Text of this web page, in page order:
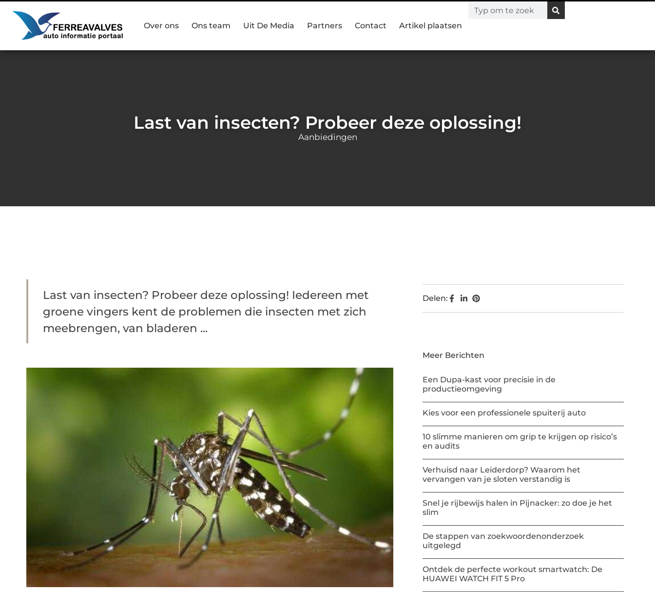
Over ons Ons team Uit De Media Partners Contact Artikel plaatsen
Last van insecten? Probeer deze oplossing!
Aanbiedingen
Last van insecten? Probeer deze oplossing! Iedereen met
groene vingers kent de problemen die insecten met zich
meebrengen, van bladeren ...
Delen:
Meer Berichten
Een Dupa-kast voor precisie in de
productieomgeving
Kies voor een professionele spuiterij auto
10 slimme manieren om grip te krijgen op risico’s
en audits
Verhuisd naar Leiderdorp? Waarom het
vervangen van je sloten verstandig is
Snel je rijbewijs halen in Pijnacker: zo doe je het
slim
De stappen van zoekwoordenonderzoek
uitgelegd
Ontdek de perfecte workout smartwatch: De
HUAWEI WATCH FIT 5 Pro